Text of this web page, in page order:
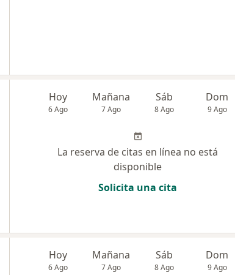
Hoy
6 Ago
Mañana
7 Ago
Sáb
8 Ago
Dom
9 Ago
La reserva de citas en línea no está
disponible
Solicita una cita
Hoy
6 Ago
Mañana
7 Ago
Sáb
8 Ago
Dom
9 Ago